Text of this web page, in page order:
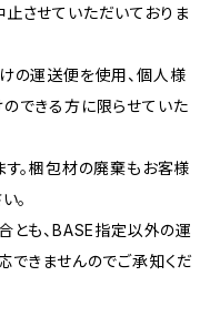
させていただいておりま
の運送便を使用、個人様
できる方に限らせていた
。梱包材の廃棄もお客様
。
とも、BASE指定以外の運
できませんのでご承知くだ